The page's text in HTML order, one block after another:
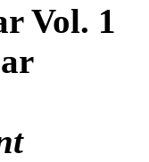
Vol. 1